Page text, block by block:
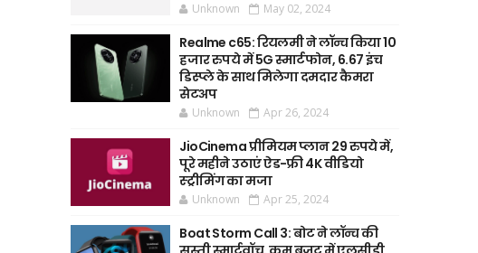
Unknown May 02, 2024
Realme c65: रियलमी ने लॉन्च किया 10
हजार रुपये में 5G स्मार्टफोन, 6.67 इंच
डिस्प्ले के साथ मिलेगा दमदार कैमरा
सेटअप
Unknown Apr 26, 2024
JioCinema प्रीमियम प्लान 29 रुपये में,
पूरे महीने उठाएं ऐड-फ्री 4K वीडियो
स्ट्रीमिंग का मजा
Unknown Apr 25, 2024
Boat Storm Call 3: बोट ने लॉन्च की